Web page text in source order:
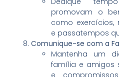
promovam o
como exercícios,
e passatempos
Comunique-se com a
Mantenha um
família e amigos